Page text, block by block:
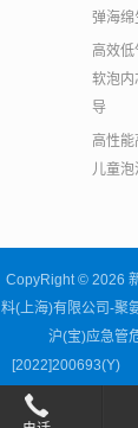
弹海绵
高效
软泡
导
高性
儿童
CopyRight © 2026
料(上海)有限公司-聚
沪(宝)应急管
[2022]200693(Y)